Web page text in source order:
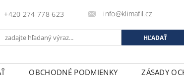
+420 274 778 623 info@klimafil.cz
OBCHODNÉ PODMIENKY ZÁSADY